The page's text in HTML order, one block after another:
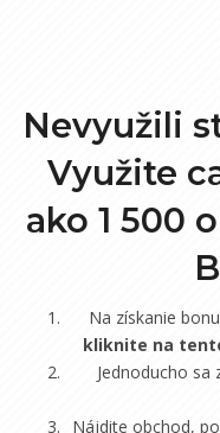
Nevyužili
Využite
ako 1 500
Na získanie
kliknite na
Jednoducho
Nájdite obchod,